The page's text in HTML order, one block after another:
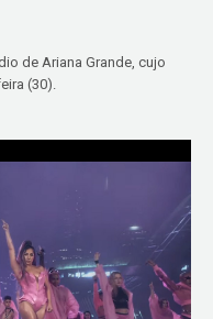
de Ariana Grande, cujo
(30).